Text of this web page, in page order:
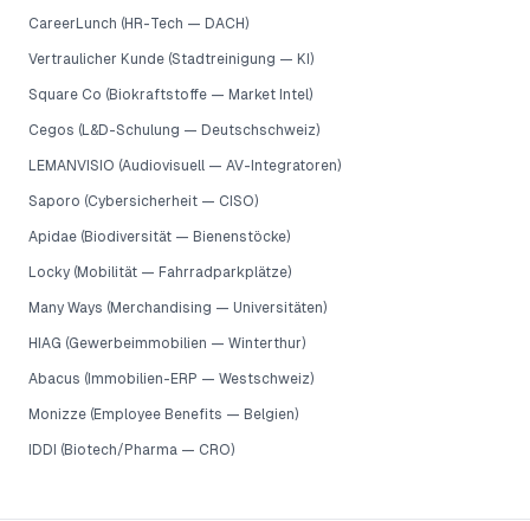
CareerLunch (HR-Tech — DACH)
Vertraulicher Kunde (Stadtreinigung — KI)
Square Co (Biokraftstoffe — Market Intel)
Cegos (L&D-Schulung — Deutschschweiz)
LEMANVISIO (Audiovisuell — AV-Integratoren)
Saporo (Cybersicherheit — CISO)
Apidae (Biodiversität — Bienenstöcke)
Locky (Mobilität — Fahrradparkplätze)
Many Ways (Merchandising — Universitäten)
HIAG (Gewerbeimmobilien — Winterthur)
Abacus (Immobilien-ERP — Westschweiz)
Monizze (Employee Benefits — Belgien)
IDDI (Biotech/Pharma — CRO)